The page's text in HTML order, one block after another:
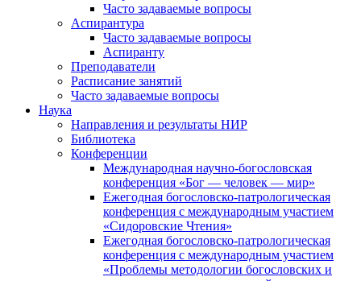
Часто задаваемые вопросы
Аспирантура
Часто задаваемые вопросы
Аспиранту
Преподаватели
Расписание занятий
Часто задаваемые вопросы
Наука
Направления и результаты НИР
Библиотека
Конференции
Международная научно-богословская
конференция «Бог — человек — мир»
Ежегодная богословско-патрологическая
конференция с международным участием
«Сидоровские Чтения»
Ежегодная богословско-патрологическая
конференция с международным участием
«Проблемы методологии богословских и